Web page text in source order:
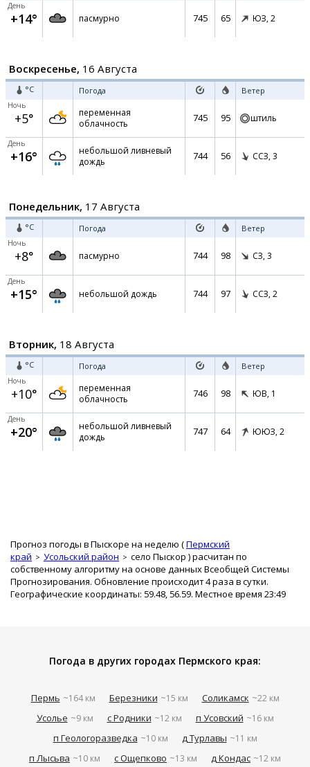
День
+14° пасмурно 745 65 ЮЗ, 2
Воскресенье, 16 Августа
°C Погода Ветер
Ночь
+5°
переменная
облачность
745 95 штиль
День
+16°
небольшой ливневый
дождь
744 56 ССЗ, 3
Понедельник, 17 Августа
°C Погода Ветер
Ночь
+8° пасмурно 744 98 СЗ, 3
День
+15° небольшой дождь 744 97 ССЗ, 2
Вторник, 18 Августа
°C Погода Ветер
Ночь
+10°
переменная
облачность
746 98 ЮВ, 1
День
+20°
небольшой ливневый
дождь
747 64 ЮЮЗ, 2
Прогноз погоды в Пыскоре на неделю (Пермский
край
Усольский район село Пыскор ) расчитан по
собственному алгоритму на основе данных Всеобщей Системы
Прогнозирования. Обновление происходит 4 раза в сутки.
Географические координаты: 59.48, 56.59. Местное время 23:49
Погода в других городах Пермского края:
Пермь ~164 км Березники ~15 км Соликамск ~22 км
Усолье ~9 км с Родники ~12 км п Усовский ~16 км
п Геологоразведка ~10 км д Турлавы ~11 км
п Лысьва ~10 км с Ощепково ~13 км д Кондас ~12 км